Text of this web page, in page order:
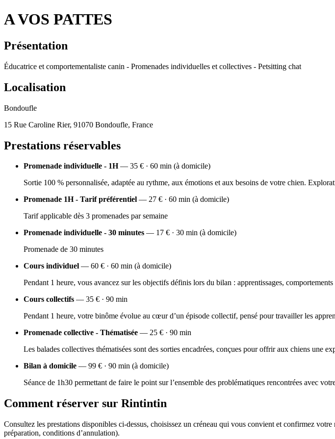
A VOS PATTES
Présentation
Éducatrice et comportementaliste canin - Promenades individuelles et collectives - Petsitting chat
Localisation
Bondoufle
15 Rue Caroline Rier, 91070 Bondoufle, France
Prestations réservables
Promenade individuelle - 1H— 35 € · 60 min (à domicile)
Sortie 100 % personnalisée, adaptée au rythme, aux émotions et aux besoins de votre chien.
Promenade 1H - Tarif préférentiel — 27 € · 60 min (à domicile)
Tarif applicable dès 3 promenades par semaine
Promenade individuelle - 30 minutes — 17 € · 30 min (à domicile)
Promenade de 30 minutes
Cours individuel — 60 € · 60 min (à domicile)
Pendant 1 heure, vous avancez sur les objectifs définis lors du bilan : apprentissages,
Cours collectifs — 35 € · 90 min
Pendant 1 heure, votre binôme évolue au cœur d’un épisode collectif, pensé pour travailler les
Promenade collective - Thématisée — 25 € · 90 min
Les balades collectives thématisées sont des sorties encadrées, conçues pour offrir aux chiens une
Bilan à domicile — 99 € · 90 min (à domicile)
Séance de 1h30 permettant de faire le point sur l’ensemble des problématiques rencontrées avec
Comment réserver sur Rintintin
Consultez les prestations disponibles ci-dessus, choisissez un créneau qui vous convient et confirmez
préparation, conditions d’annulation).